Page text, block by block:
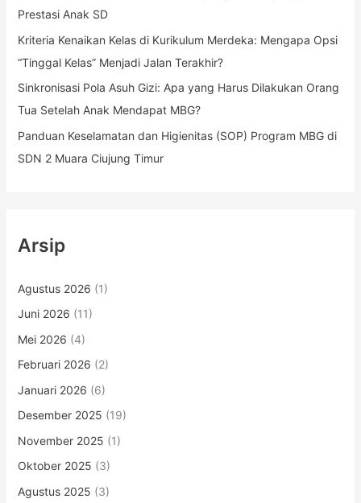
:Prestasi Anak SD
Kriteria Kenaikan Kelas di Kurikulum Merdeka: Mengapa Opsi
“Tinggal Kelas” Menjadi Jalan Terakhir?
Sinkronisasi Pola Asuh Gizi: Apa yang Harus Dilakukan Orang
Tua Setelah Anak Mendapat MBG?
Panduan Keselamatan dan Higienitas (SOP) Program MBG di
SDN 2 Muara Ciujung Timur
Arsip
Agustus 2026 (1)
Juni 2026 (11)
Mei 2026 (4)
Februari 2026 (2)
Januari 2026 (6)
Desember 2025 (19)
November 2025 (1)
Oktober 2025 (3)
Agustus 2025 (3)